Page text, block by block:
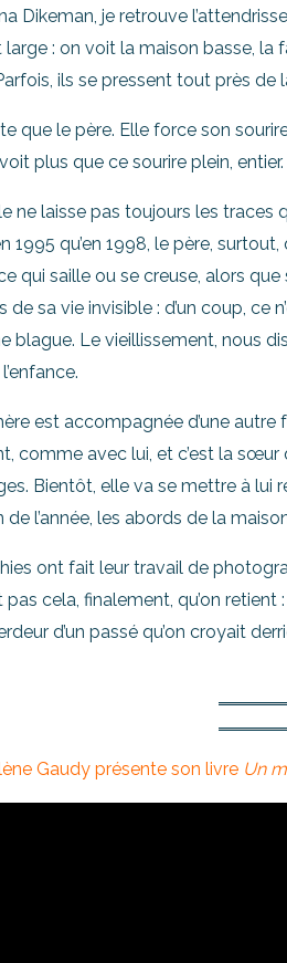
Dikeman, je retrouve
: on voit la maison basse, la
ils se pressent tout près
que le père. Elle force son
plus que ce sourire plein, entier.
ne laisse pas toujours les
1995 qu’en 1998, le père,
qui saille ou se creuse, alors
sa vie invisible : d’un coup, ce
blague. Le vieillissement, nous
est accompagnée d’une
comme avec lui, et c’est la sœur
Bientôt, elle va se mettre à
l’année, les abords de la
ont fait leur travail de
pas cela, finalement, qu’on
d’un passé qu’on croyait
Gaudy présente son livre Un